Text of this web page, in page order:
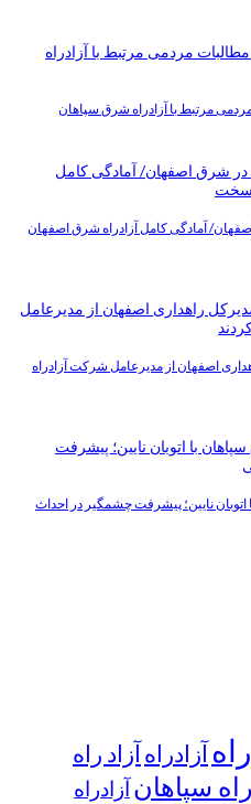
مرتبط با آزادراه شرق سپاهان
آمادگی کامل آزادراه شرق اصفهان
اصفهان از مدیرعامل شرکت آزادراه
اتوبان نایین؛ پیشرفت چشمگیر در احداث
آزادراه آزاد راه
سپاهان آزادراه